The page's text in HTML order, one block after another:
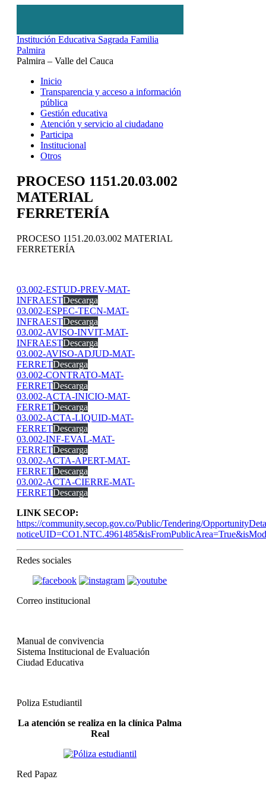
Institución Educativa Sagrada Familia
Palmira
Palmira – Valle del Cauca
Inicio
Transparencia y acceso a información
pública
Gestión educativa
Atención y servicio al ciudadano
Participa
Institucional
Otros
PROCESO 1151.20.03.002
MATERIAL
FERRETERÍA
PROCESO 1151.20.03.002 MATERIAL
FERRETERÍA
03.002-ESTUD-PREV-MAT-
INFRAESTDescarga
03.002-ESPEC-TECN-MAT-
INFRAESTDescarga
03.002-AVISO-INVIT-MAT-
INFRAESTDescarga
03.002-AVISO-ADJUD-MAT-
FERRETDescarga
03.002-CONTRATO-MAT-
FERRETDescarga
03.002-ACTA-INICIO-MAT-
FERRETDescarga
03.002-ACTA-LIQUID-MAT-
FERRETDescarga
03.002-INF-EVAL-MAT-
FERRETDescarga
03.002-ACTA-APERT-MAT-
FERRETDescarga
03.002-ACTA-CIERRE-MAT-
FERRETDescarga
LINK SECOP:
https://community.secop.gov.co/Public/Tendering/
Redes sociales
Correo institucional
Manual de convivencia
Sistema Institucional de Evaluación
Ciudad Educativa
Poliza Estudiantil
La atención se realiza en la clínica Palma
Real
Red Papaz